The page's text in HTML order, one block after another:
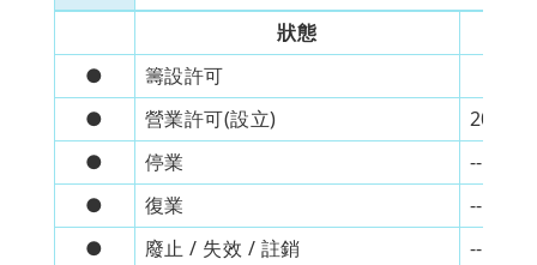
狀態
●
籌設許可
●
營業許可(設立)
2006/
●
停業
---
●
復業
---
●
廢止 / 失效 / 註銷 ---